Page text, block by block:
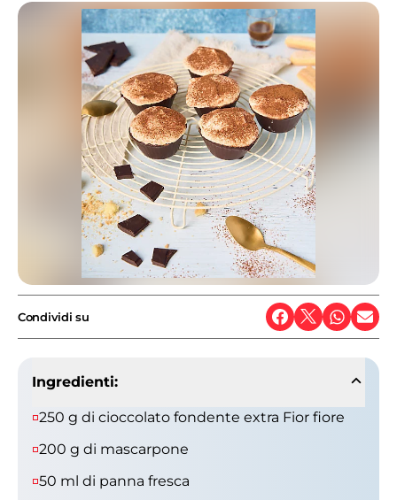
Condividi su
Ingredienti:
250 g di cioccolato fondente extra Fior fiore
200 g di mascarpone
50 ml di panna fresca